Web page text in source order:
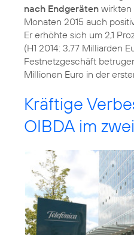
nach Endgeräten wirkten
Monaten 2015 auch
Er erhöhte sich um 2,1
(H1 2014: 3,77 Milliarden
Festnetzgeschäft
Millionen Euro in der
Kräftige
OIBDA im